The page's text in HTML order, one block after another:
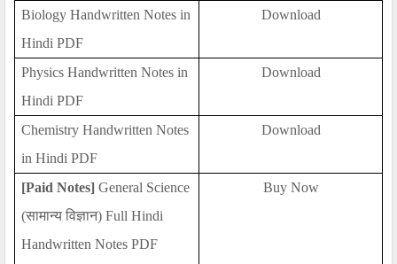
Biology Handwritten Notes in
Hindi PDF
Download
Physics Handwritten Notes in
Hindi PDF
Download
Chemistry Handwritten Notes
in Hindi PDF
Download
[Paid Notes] General Science
(सामान्य विज्ञान) Full Hindi
Handwritten Notes PDF
Buy Now